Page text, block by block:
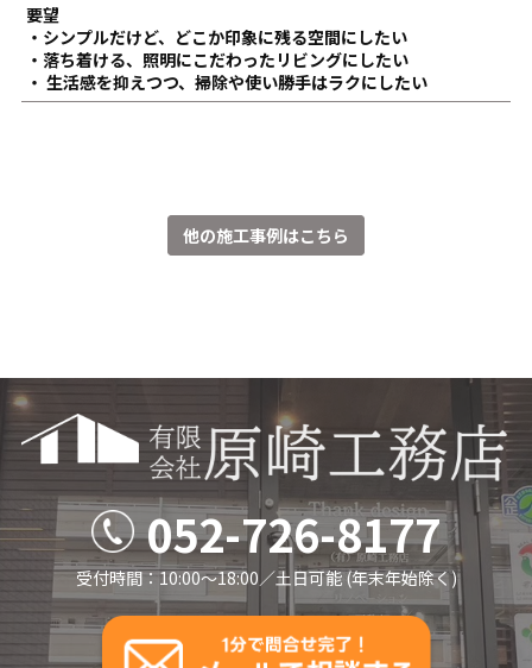
要望
・シンプルだけど、どこか印象に残る空間にしたい
・落ち着ける、照明にこだわったリビングにしたい
・ 生活感を抑えつつ、掃除や使い勝手はラクにしたい
他の施工事例はこちら
052-726-8177
受付時間：10:00～18:00／⼟⽇可能 (年末年始除く)